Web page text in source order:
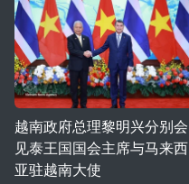
越南政府总理黎明兴分别会
见泰王国国会主席与马来西
亚驻越南大使